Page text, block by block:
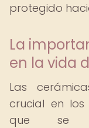
protegido
La
en la vida
Las
crucial en los
que se